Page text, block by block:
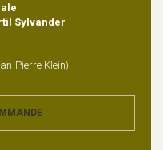
Sylvander
Pierre Klein)